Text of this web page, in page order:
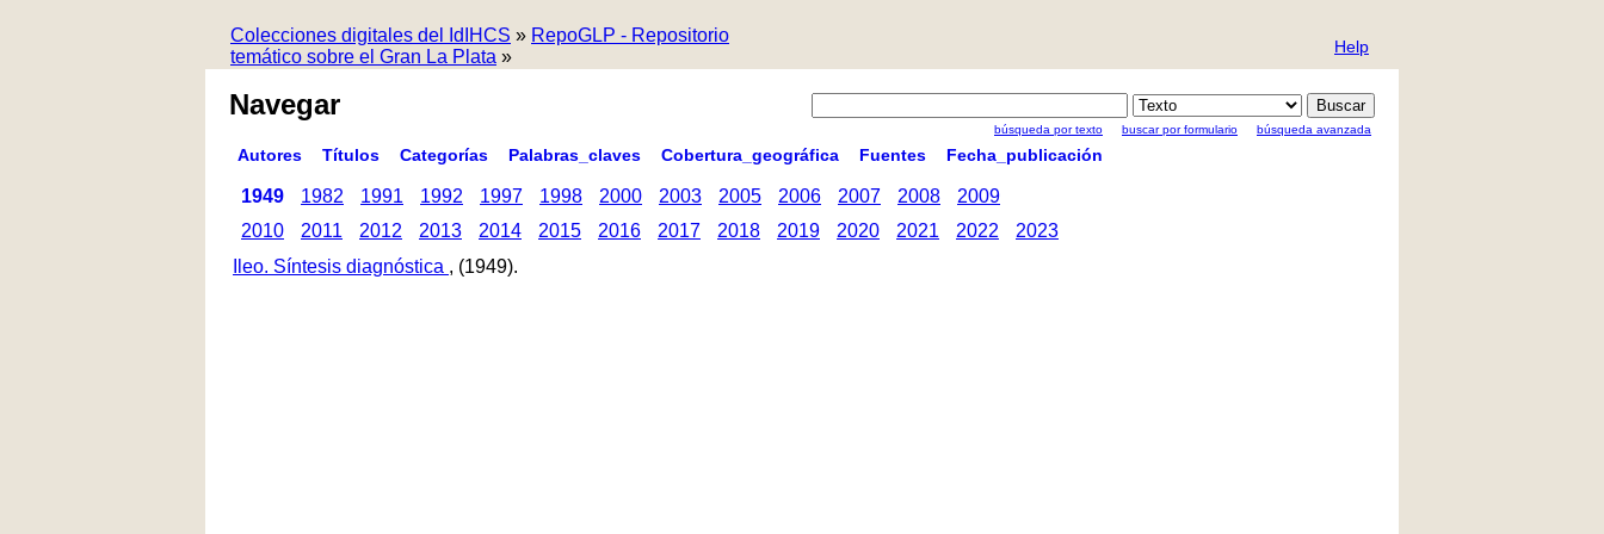
Colecciones digitales del IdIHCS » RepoGLP - Repositorio
temático sobre el Gran La Plata » Help
Navegar
búsqueda por texto buscar por formulario búsqueda avanzada
Autores Títulos Categorías Palabras_claves Cobertura_geográfica Fuentes Fecha_publicación
1949 1982 1991 1992 1997 1998 2000 2003 2005 2006 2007 2008
2009
2010
2011 2012 2013 2014 2015 2016 2017 2018 2019 2020 2021 2022
2023
Ileo. Síntesis diagnóstica , (1949).